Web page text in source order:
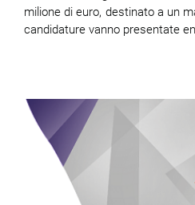
milione di euro, destinato a un
candidature vanno presentate